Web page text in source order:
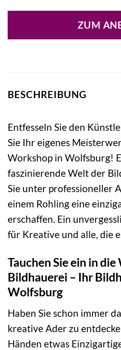
ZUM
BESCHREIBUNG
Entfesseln Sie den
Sie Ihr eigenes
Workshop in Wolfsburg!
faszinierende Welt der
Sie unter professioneller
einem Rohling eine
erschaffen. Ein
für Kreative und alle, die
Tauchen Sie ein in
Bildhauerei – Ihr
Wolfsburg
Haben Sie schon immer
kreative Ader zu
Händen etwas